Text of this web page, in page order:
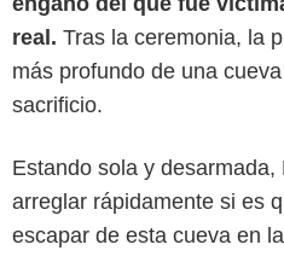
real. Tras la ceremonia, la
más profundo de una
sacrificio.
Estando sola y
arreglar rápidamente si es
escapar de esta cueva en